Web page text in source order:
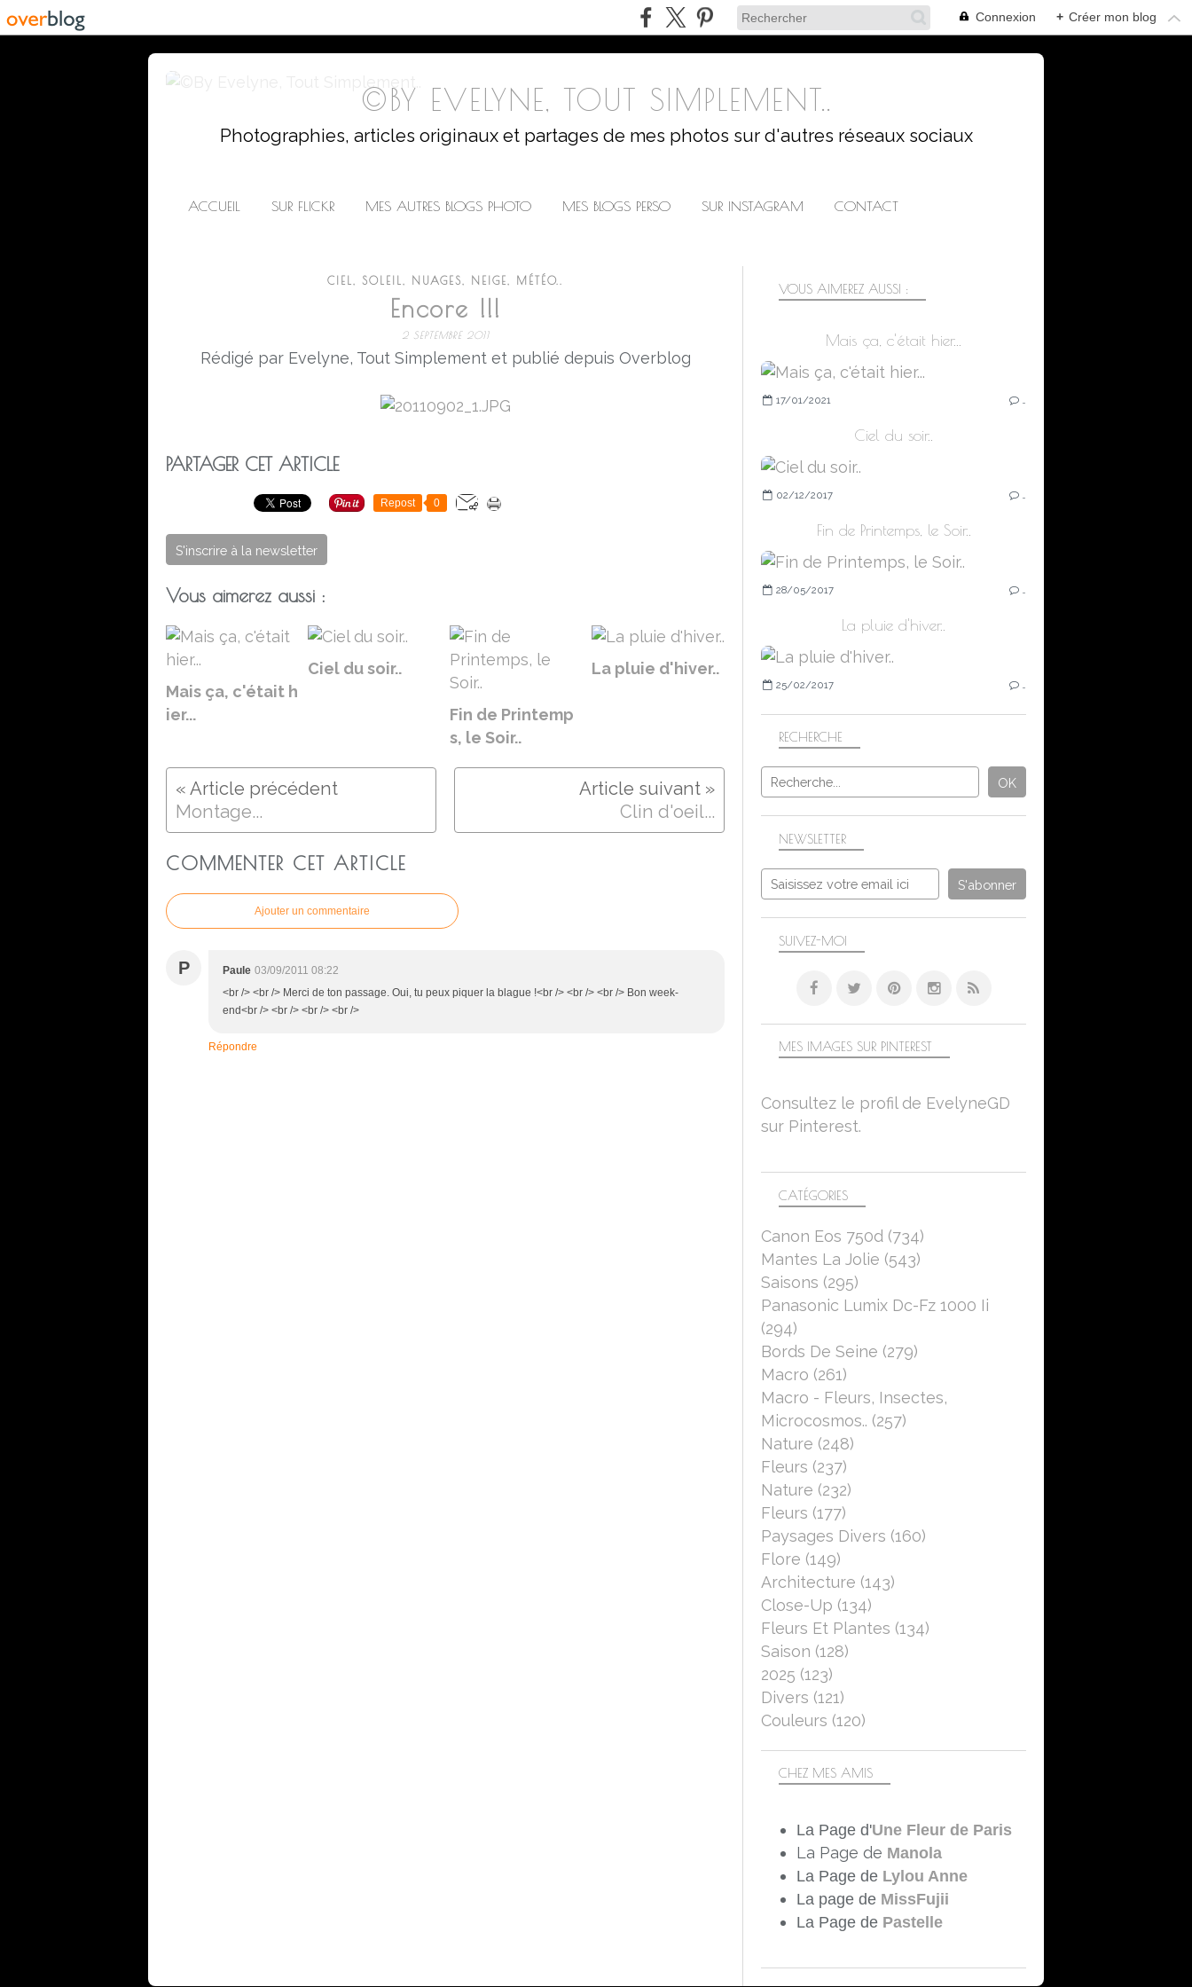
Connexion + Créer mon blog
©BY EVELYNE, TOUT SIMPLEMENT..
Photographies, articles originaux et partages de mes photos sur d'autres réseaux sociaux
ACCUEIL SUR FLICKR MES AUTRES BLOGS PHOTO MES BLOGS PERSO SUR INSTAGRAM CONTACT
CIEL, SOLEIL, NUAGES, NEIGE, MÉTÉO..
Encore !!!
2 SEPTEMBRE 2011
Rédigé par Evelyne, Tout Simplement et publié depuis Overblog
PARTAGER CET ARTICLE
Repost 0
S'inscrire à la newsletter
Vous aimerez aussi :
Mais ça, c'était h
ier...
Ciel du soir..
Fin de Printemp
s, le Soir..
La pluie d'hiver..
Montage... Clin d'oeil...
COMMENTER CET ARTICLE
Ajouter un commentaire
P Paule 03/09/2011 08:22
<br /> <br /> Merci de ton passage. Oui, tu peux piquer la blague !<br /> <br /> <br /> Bon week-
end<br /> <br /> <br /> <br />
Répondre
NEWSLETTER
SUIVEZ-MOI
RECHERCHE
VOUS AIMEREZ AUSSI :
Mais ça, c'était hier...
17/01/2021
Ciel du soir..
02/12/2017
Fin de Printemps, le Soir..
28/05/2017
La pluie d'hiver..
25/02/2017
CATÉGORIES
Canon Eos 750d (734)
Mantes La Jolie (543)
Saisons (295)
Panasonic Lumix Dc-Fz 1000 Ii
(294)
Bords De Seine (279)
Macro (261)
Macro - Fleurs, Insectes,
Microcosmos.. (257)
Nature (248)
Fleurs (237)
Nature (232)
Fleurs (177)
Paysages Divers (160)
Flore (149)
Architecture (143)
Close-Up (134)
Fleurs Et Plantes (134)
Saison (128)
2025 (123)
Divers (121)
Couleurs (120)
MES IMAGES SUR PINTEREST
Consultez le profil de EvelyneGD
sur Pinterest.
CHEZ MES AMIS
La Page d'Une Fleur de Paris
La Page de Manola
La Page de Lylou Anne
La page de MissFujii
La Page de Pastelle